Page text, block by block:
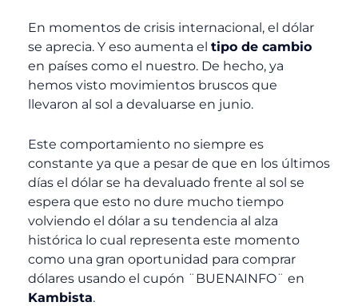
En momentos de crisis internacional, el dólar
se aprecia. Y eso aumenta el tipo de cambio
en países como el nuestro. De hecho, ya
hemos visto movimientos bruscos que
llevaron al sol a devaluarse en junio.
Este comportamiento no siempre es
constante ya que a pesar de que en los últimos
días el dólar se ha devaluado frente al sol se
espera que esto no dure mucho tiempo
volviendo el dólar a su tendencia al alza
histórica lo cual representa este momento
como una gran oportunidad para comprar
dólares usando el cupón ¨BUENAINFO¨ en
Kambista.